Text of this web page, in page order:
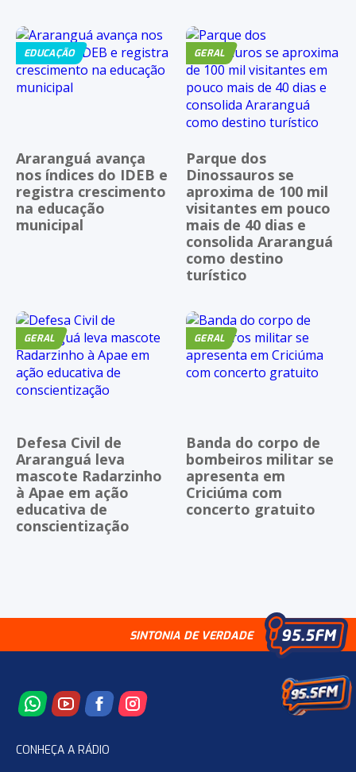
EDUCAÇÃO
Araranguá avança
nos índices do IDEB e
registra crescimento
na educação
municipal
GERAL
Parque dos
Dinossauros se
aproxima de 100 mil
visitantes em pouco
mais de 40 dias e
consolida Araranguá
como destino
turístico
GERAL
Defesa Civil de
Araranguá leva
mascote Radarzinho
à Apae em ação
educativa de
conscientização
GERAL
Banda do corpo de
bombeiros militar se
apresenta em
Criciúma com
concerto gratuito
SINTONIA DE VERDADE
CONHEÇA A RÁDIO